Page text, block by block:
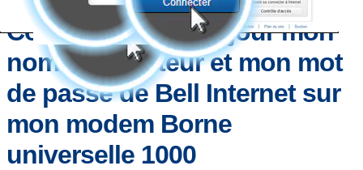
Comment mettre à jour mon
nom d'utilisateur et mon mot
de passe de Bell Internet sur
mon modem Borne
universelle 1000